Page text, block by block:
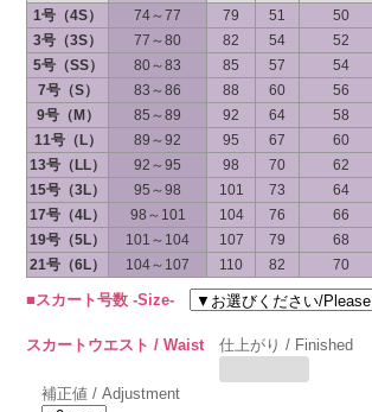
1号（4S） 74～77 79 51 50
3号（3S）
77～80 82 54 52
5号（SS）
80～83 85 57 54
7号（S）
83～86 88 60 56
9号（M）
85～89 92 64 58
11号（L）
89～92 95 67 60
13号（LL）
92～95 98 70 62
15号（3L）
95～98 101 73 64
17号（4L）
98～101 104 76 66
19号（5L）
101～104 107 79 68
21号（6L）
104～107 110 82 70
■スカート号数 -Size-
スカートウエスト / Waist 仕上がり / Finished
補正値 / Adjustment